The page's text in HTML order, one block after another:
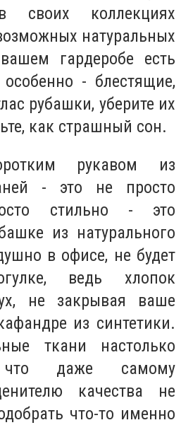
своих коллекциях
натуральных
гардеробе есть
особенно - блестящие,
рубашки, уберите их
как страшный сон.
рукавом из
- это не просто
стильно - это
из натурального
в офисе, не будет
ведь хлопок
не закрывая ваше
из синтетики.
ткани настолько
что даже самому
качества не
что-то именно